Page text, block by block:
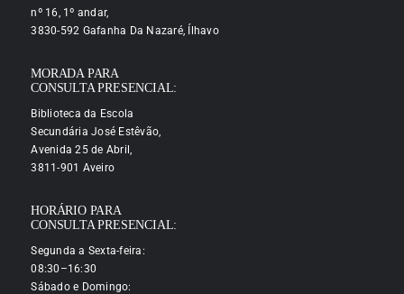
nº 16, 1º andar,
3830-592 Gafanha Da Nazaré, Ílhavo
MORADA PARA
CONSULTA PRESENCIAL:
Biblioteca da Escola
Secundária José Estêvão,
Avenida 25 de Abril,
3811-901 Aveiro
HORÁRIO PARA
CONSULTA PRESENCIAL:
Segunda a Sexta-feira:
08:30–16:30
Sábado e Domingo: